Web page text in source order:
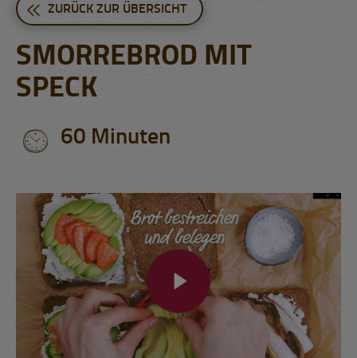
ZURÜCK ZUR ÜBERSICHT
SMORREBROD MIT
SPECK
60 Minuten